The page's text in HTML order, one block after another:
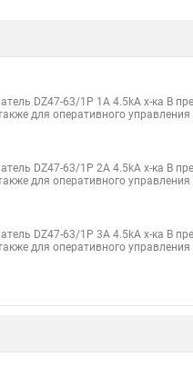
DZ47-63/1P 1A 4.5kA х-ка B
для оперативного управления
DZ47-63/1P 2A 4.5kA х-ка B
для оперативного управления
DZ47-63/1P 3A 4.5kA х-ка B
для оперативного управления